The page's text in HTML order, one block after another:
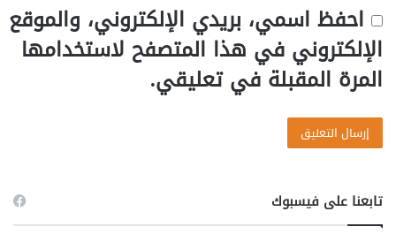
احفظ اسمي، بريدي الإلكتروني، والموقع
الإلكتروني في هذا المتصفح لاستخدامها
المرة المقبلة في تعليقي.
تابعنا على فيسبوك